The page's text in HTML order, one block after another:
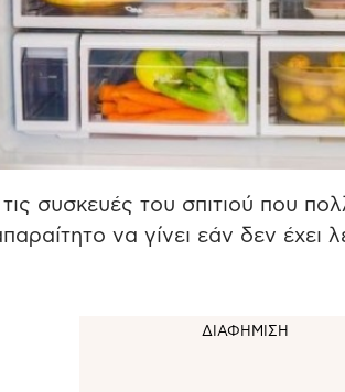
συσκευές του σπιτιού που
να γίνει εάν δεν